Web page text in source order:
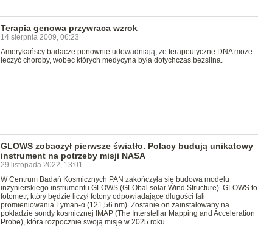
Terapia genowa przywraca wzrok
14 sierpnia 2009, 06:23
Amerykańscy badacze ponownie udowadniają, że terapeutyczne DNA może
leczyć choroby, wobec których medycyna była dotychczas bezsilna.
GLOWS zobaczył pierwsze światło. Polacy budują unikatowy
instrument na potrzeby misji NASA
29 listopada 2022, 13:01
W Centrum Badań Kosmicznych PAN zakończyła się budowa modelu
inżynierskiego instrumentu GLOWS (GLObal solar Wind Structure). GLOWS to
fotometr, który będzie liczył fotony odpowiadające długości fali
promieniowania Lyman-α (121,56 nm). Zostanie on zainstalowany na
pokładzie sondy kosmicznej IMAP (The Interstellar Mapping and Acceleration
Probe), która rozpocznie swoją misję w 2025 roku.